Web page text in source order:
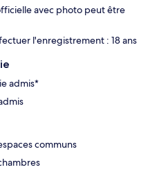
avec photo peut être
l'enregistrement : 18 ans
admis*
communs